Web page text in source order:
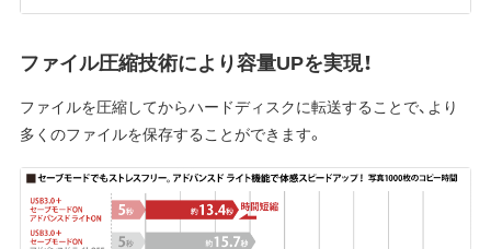
ファイル圧縮技術により容量UPを実現！
ファイルを圧縮してからハードディスクに転送することで、より
多くのファイルを保存することができます。